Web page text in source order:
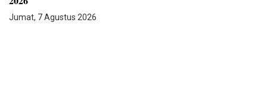
Jumat, 7 Agustus 2026